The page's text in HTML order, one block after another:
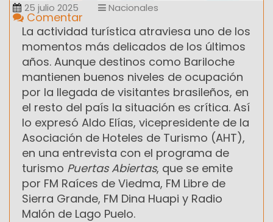
25 julio 2025 Nacionales
Comentar
La actividad turística atraviesa uno de los
momentos más delicados de los últimos
años. Aunque destinos como Bariloche
mantienen buenos niveles de ocupación
por la llegada de visitantes brasileños, en
el resto del país la situación es crítica. Así
lo expresó Aldo Elías, vicepresidente de la
Asociación de Hoteles de Turismo (AHT),
en una entrevista con el programa de
turismo Puertas Abiertas, que se emite
por FM Raíces de Viedma, FM Libre de
Sierra Grande, FM Dina Huapi y Radio
Malón de Lago Puelo.